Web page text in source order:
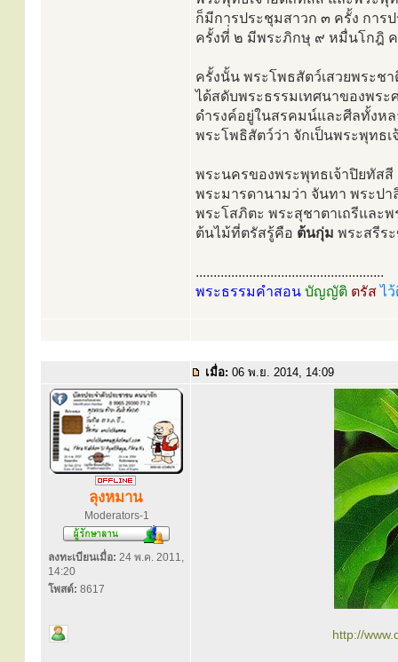
ก็มีการประชุมสาวก ๓ ครั้ง กา
ครั้งที่่ ๒ มีพระภิกษุ ๙ หมื่นโกฎิ
ครั้งนั้น พระโพธสัตว์เสวยพระช
ได้สดับพระธรรมเทศนาของพร
ดำรงค์อยู่ในสรคมน์และศีลทั้งห
พระโพธิสัตว์ว่า จักเป็นพระพุทธเ
พระนครของพระพุทธเจ้าปิยทัส
พระมารดานามว่า จันทา พระป
พระโสภิตะ พระสุชาตาเถรีและ
ต้นไม้ที่ตรัสรู้คือ ต้นกุ่ม พระสรีร
.....................................................
พระธรรมคำสอน บัญญัติ ตรัสไ
เมื่อ: 06 พ.ย. 2014, 14:09
ลุงหมาน
Moderators-1
ลงทะเบียนเมื่อ: 24 พ.ค. 2011,
14:20
โพสต์: 8617
http://